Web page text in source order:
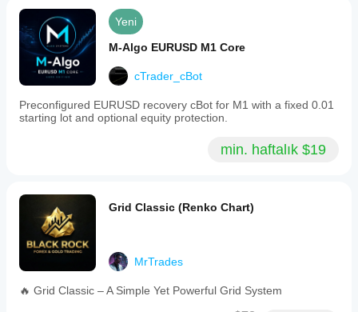
Yeni
M-Algo EURUSD M1 Core
cTrader_cBot
Preconfigured EURUSD recovery cBot for M1 with a fixed 0.01
starting lot and optional equity protection.
min. haftalık $19
Grid Classic (Renko Chart)
MrTrades
🔥 Grid Classic – A Simple Yet Powerful Grid System